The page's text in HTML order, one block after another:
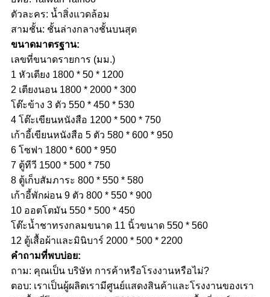
ตัวละคร: น้ำสิ่งแวดล้อม
สามชั้น: ชั้นล่างกลางชั้นบนสุด
ขนาดมาตรฐาน:
เลขที่ขนาดรายการ (มม.)
1 หัวเตียง 1800 * 50 * 1200
2 เตียงนอน 1800 * 2000 * 300
โต๊ะข้าง 3 ตัว 550 * 450 * 530
4 โต๊ะเขียนหนังสือ 1200 * 500 * 750
เก้าอี้เขียนหนังสือ 5 ตัว 580 * 600 * 950
6 โซฟา 1800 * 600 * 950
7 ตู้ทีวี 1500 * 500 * 750
8 ตู้เก็บสัมภาระ 800 * 550 * 580
เก้าอี้พักผ่อน 9 ตัว 800 * 550 * 900
10 ออตโตมัน 550 * 500 * 450
โต๊ะน้ำชาทรงกลมขนาด 11 นิ้วขนาด 550 * 560
12 ตู้เสื้อผ้าและมินิบาร์ 2000 * 500 * 2200
คำถามที่พบบ่อย:
ถาม: คุณเป็น บริษัท การค้าหรือโรงงานหรือไม่?
ตอบ: เราเป็นผู้ผลิตเรามีศูนย์แสดงสินค้าและโรงงานของเรา